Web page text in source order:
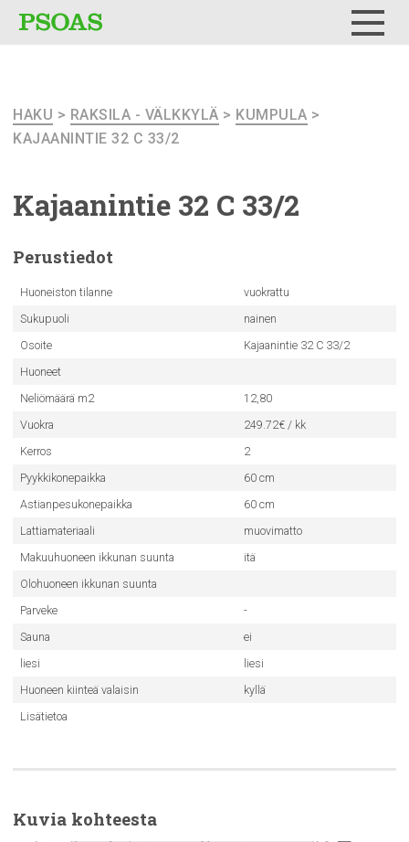
HAKU > RAKSILA - VÄLKKYLÄ > KUMPULA >
KAJAANINTIE 32 C 33/2
Kajaanintie 32 C 33/2
Perustiedot
Huoneiston tilanne
vuokrattu
Sukupuoli
nainen
Osoite
Kajaanintie 32 C 33/2
Huoneet
Neliömäärä m2
12,80
Vuokra
249.72€ / kk
Kerros
2
Pyykkikonepaikka
60 cm
Astianpesukonepaikka
60 cm
Lattiamateriaali
muovimatto
Makuuhuoneen ikkunan suunta
itä
Olohuoneen ikkunan suunta
Parveke
-
Sauna
ei
liesi
liesi
Huoneen kiinteä valaisin
kyllä
Lisätietoa
Kuvia kohteesta